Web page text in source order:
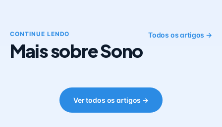
CONTINUE LENDO
Mais sobre Sono
Todos os artigos →
Ver todos os artigos →